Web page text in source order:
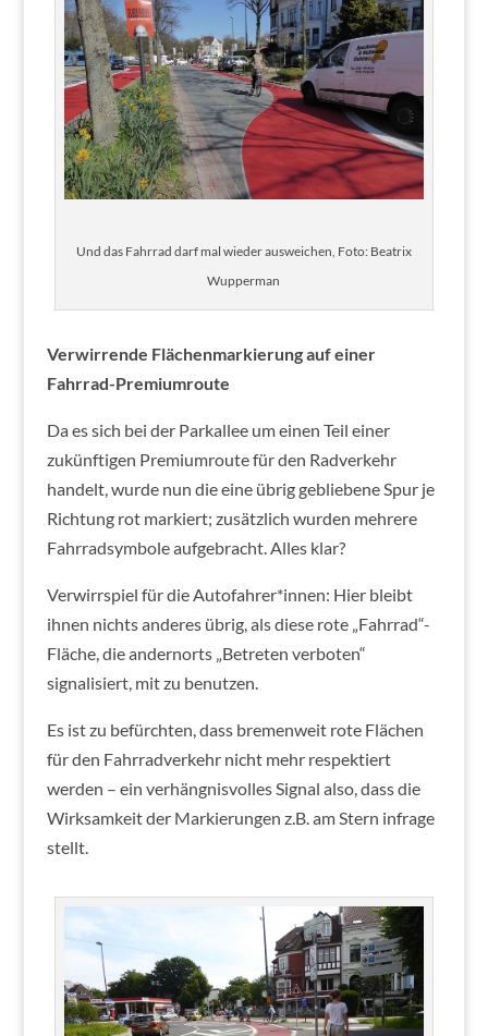
Und das Fahrrad darf mal wieder ausweichen, Foto: Beatrix
Wupperman
Verwirrende Flächenmarkierung auf einer
Fahrrad-Premiumroute
Da es sich bei der Parkallee um einen Teil einer
zukünftigen Premiumroute für den Radverkehr
handelt, wurde nun die eine übrig gebliebene Spur je
Richtung rot markiert; zusätzlich wurden mehrere
Fahrradsymbole aufgebracht. Alles klar?
Verwirrspiel für die Autofahrer*innen: Hier bleibt
ihnen nichts anderes übrig, als diese rote „Fahrrad“-
Fläche, die andernorts „Betreten verboten“
signalisiert, mit zu benutzen.
Es ist zu befürchten, dass bremenweit rote Flächen
für den Fahrradverkehr nicht mehr respektiert
werden – ein verhängnisvolles Signal also, dass die
Wirksamkeit der Markierungen z.B. am Stern infrage
stellt.